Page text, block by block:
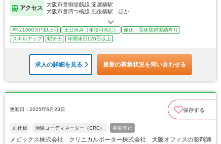
アクセス
大阪市営御堂筋線 淀屋橋駅
大阪市営四つ橋線 肥後橋駅…ほか
年収1000万円以上可 土日休み（相談可含む）
産休・育休取得実績有り
スキルアップ
駅チカ 年間休日120日以上
求人の詳細を見る 最新の募集状況を問い合わせる
更新日：2025年6月23日 保存する
正社員 治験コーディネーター（CRC） 募集停止
メビックス株式会社 クリニカルポーター株式会社 大阪オフィスの薬剤師